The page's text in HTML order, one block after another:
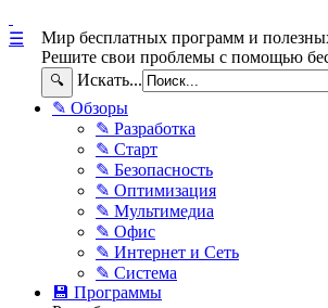
Мир бесплатных программ и
Решите свои проблемы с помощью
🔍 Искать...
☰
✎ Обзоры
✎ Разработка
✎ Старт
✎ Безопасность
✎ Оптимизация
✎ Мультимедиа
✎ Офис
✎ Интернет и Сеть
✎ Система
💾 Программы